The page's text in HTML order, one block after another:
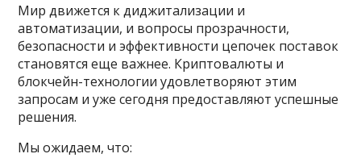
Мир движется к диджитализации и
автоматизации, и вопросы прозрачности,
безопасности и эффективности цепочек поставок
становятся еще важнее. Криптовалюты и
блокчейн-технологии удовлетворяют этим
запросам и уже сегодня предоставляют успешные
решения.
Мы ожидаем, что: